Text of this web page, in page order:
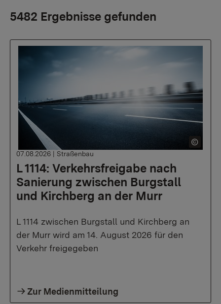
5482 Ergebnisse gefunden
L 1114: Verkehrsfreigabe nach
Sanierung zwischen Burgstall
und Kirchberg an der Murr
07.08.2026 | Straßenbau
L 1114 zwischen Burgstall und Kirchberg an
der Murr wird am 14. August 2026 für den
Verkehr freigegeben
Zur Medienmitteilung